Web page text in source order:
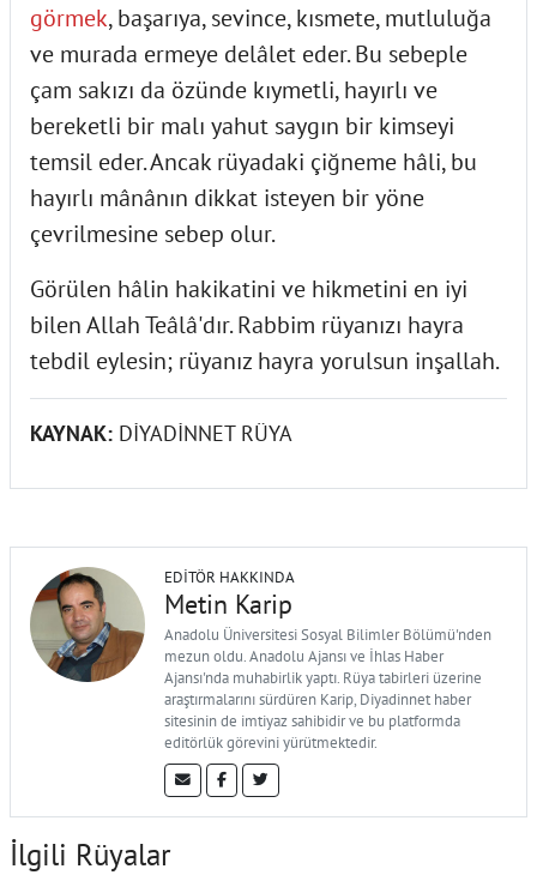
görmek, başarıya, sevince, kısmete, mutluluğa
ve murada ermeye delâlet eder. Bu sebeple
çam sakızı da özünde kıymetli, hayırlı ve
bereketli bir malı yahut saygın bir kimseyi
temsil eder. Ancak rüyadaki çiğneme hâli, bu
hayırlı mânânın dikkat isteyen bir yöne
çevrilmesine sebep olur.
Görülen hâlin hakikatini ve hikmetini en iyi
bilen Allah Teâlâ'dır. Rabbim rüyanızı hayra
tebdil eylesin; rüyanız hayra yorulsun inşallah.
KAYNAK: DİYADİNNET RÜYA
EDITÖR HAKKINDA
Metin Karip
Anadolu Üniversitesi Sosyal Bilimler Bölümü'nden
mezun oldu. Anadolu Ajansı ve İhlas Haber
Ajansı'nda muhabirlik yaptı. Rüya tabirleri üzerine
araştırmalarını sürdüren Karip, Diyadinnet haber
sitesinin de imtiyaz sahibidir ve bu platformda
editörlük görevini yürütmektedir.
İlgili Rüyalar